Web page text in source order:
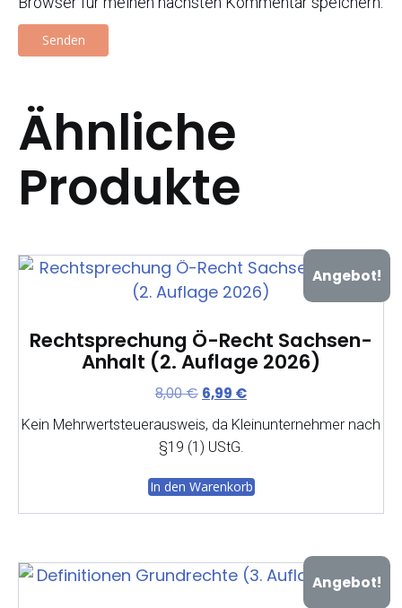
Ähnliche
Produkte
Angebot!
Rechtsprechung Ö-Recht Sachsen-
Anhalt (2. Auflage 2026)
8,00€ Ursprünglicher
war:
8,00 €
6,99 €Aktueller
ist:
Kein Mehrwertsteuerausweis, da Kleinunternehmer nach
§19 (1) UStG.
In den Warenkorb
Angebot!